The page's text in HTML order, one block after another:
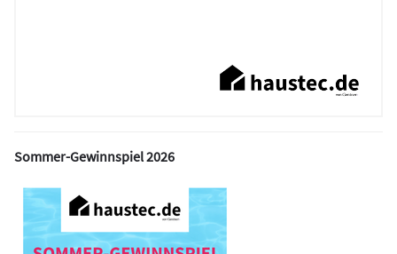
Sommer-Gewinnspiel 2026